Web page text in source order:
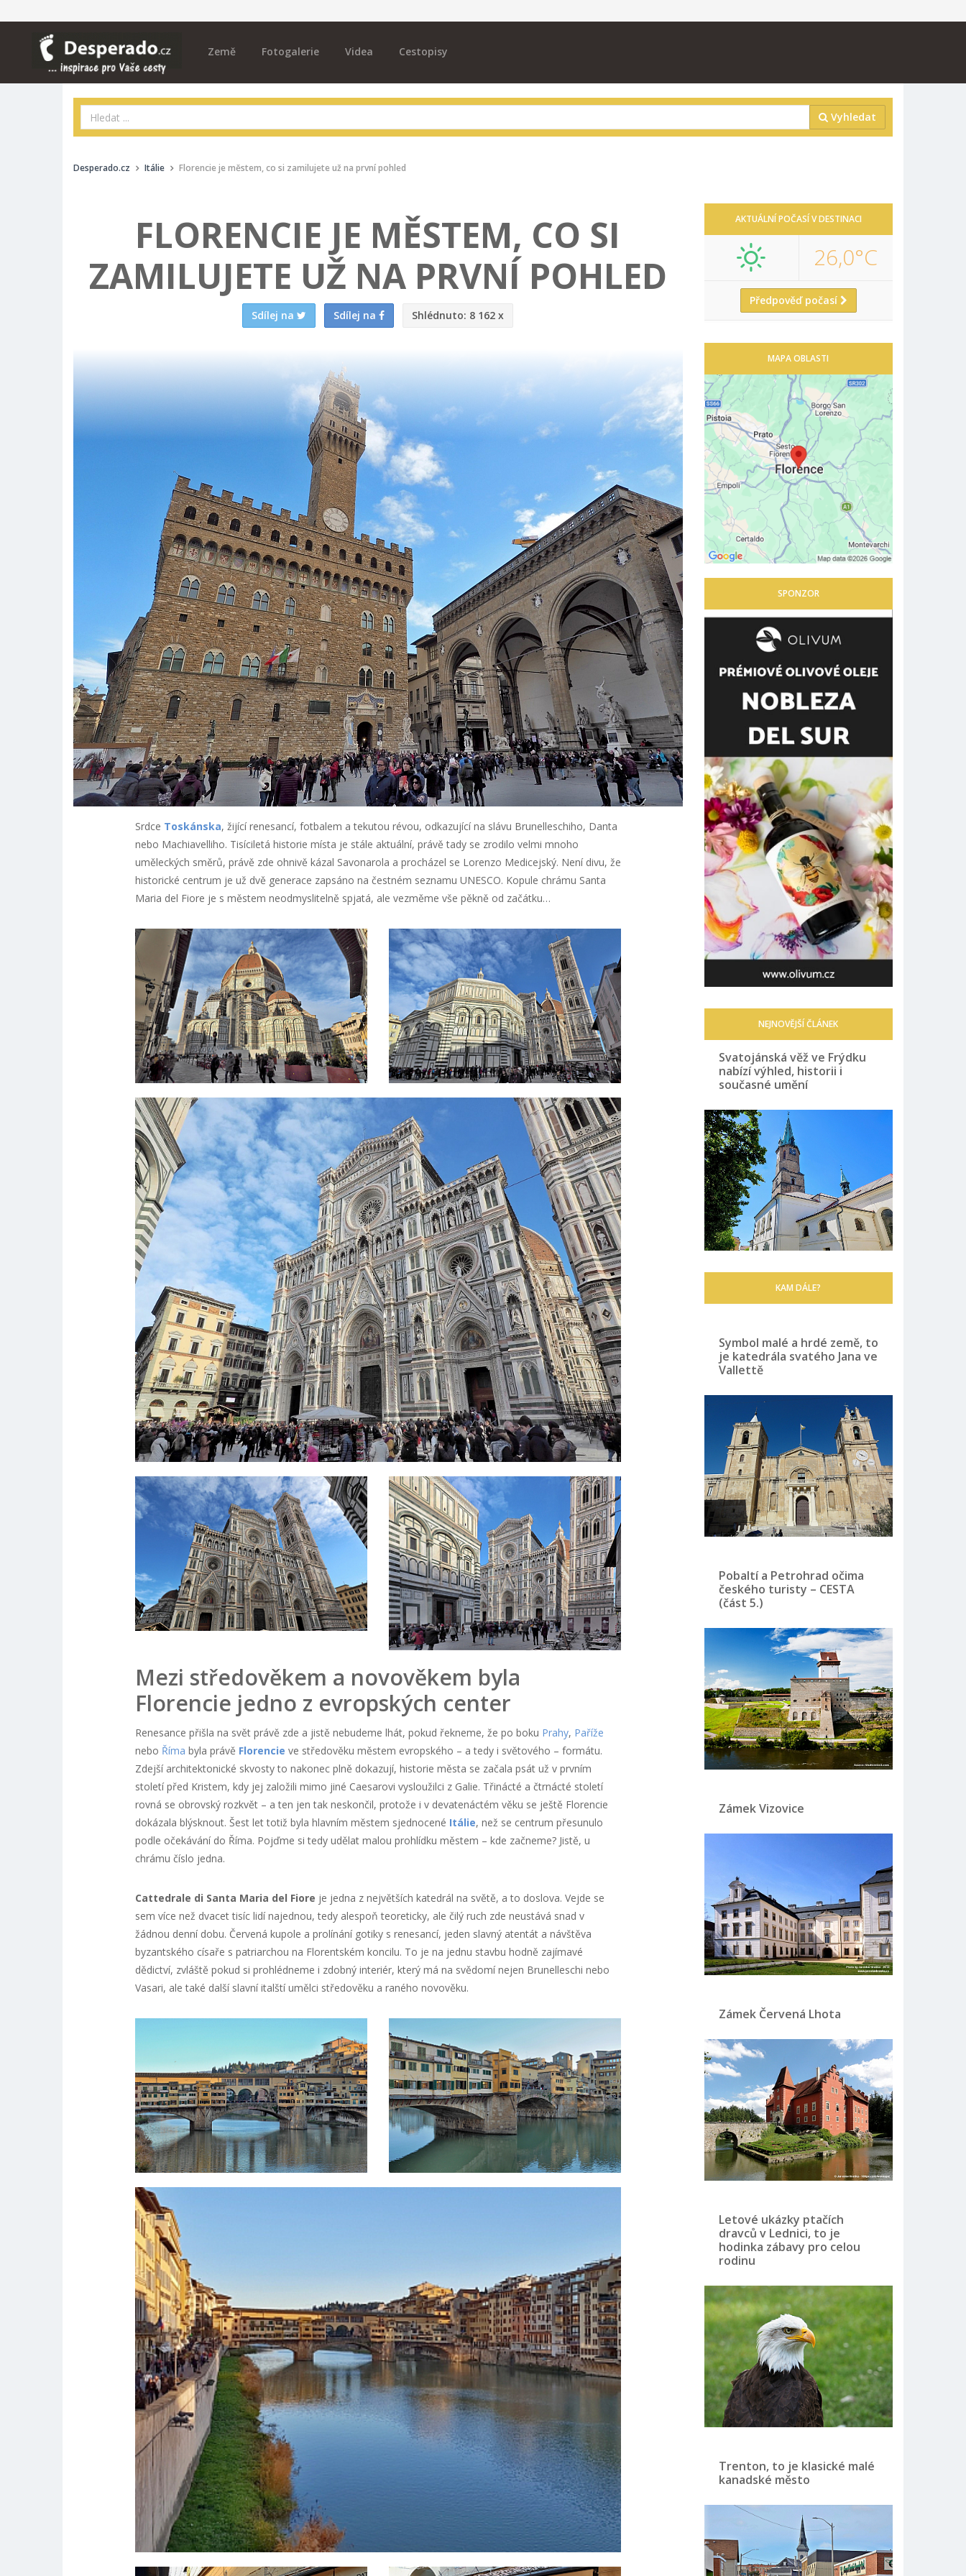
Země Fotogalerie Videa Cestopisy
Vyhledat
Desperado.cz Itálie Florencie je městem, co si zamilujete už na první pohled
FLORENCIE JE MĚSTEM, CO SI
ZAMILUJETE UŽ NA PRVNÍ POHLED
Sdílej na Sdílej na Shlédnuto: 8 162 x
Srdce Toskánska, žijící renesancí, fotbalem a tekutou révou, odkazující na slávu Brunelleschiho, Danta
nebo Machiavelliho. Tisíciletá historie místa je stále aktuální, právě tady se zrodilo velmi mnoho
uměleckých směrů, právě zde ohnivě kázal Savonarola a procházel se Lorenzo Medicejský. Není divu, že
historické centrum je už dvě generace zapsáno na čestném seznamu UNESCO. Kopule chrámu Santa
Maria del Fiore je s městem neodmyslitelně spjatá, ale vezměme vše pěkně od začátku…
Mezi středověkem a novověkem byla
Florencie jedno z evropských center
Renesance přišla na svět právě zde a jistě nebudeme lhát, pokud řekneme, že po boku Prahy, Paříže
nebo Říma byla právě Florencie ve středověku městem evropského – a tedy i světového – formátu.
Zdejší architektonické skvosty to nakonec plně dokazují, historie města se začala psát už v prvním
století před Kristem, kdy jej založili mimo jiné Caesarovi vysloužilci z Galie. Třinácté a čtrnácté století
rovná se obrovský rozkvět – a ten jen tak neskončil, protože i v devatenáctém věku se ještě Florencie
dokázala blýsknout. Šest let totiž byla hlavním městem sjednocené Itálie, než se centrum přesunulo
podle očekávání do Říma. Pojďme si tedy udělat malou prohlídku městem – kde začneme? Jistě, u
chrámu číslo jedna.
Cattedrale di Santa Maria del Fiore je jedna z největších katedrál na světě, a to doslova. Vejde se
sem více než dvacet tisíc lidí najednou, tedy alespoň teoreticky, ale čilý ruch zde neustává snad v
žádnou denní dobu. Červená kupole a prolínání gotiky s renesancí, jeden slavný atentát a návštěva
byzantského císaře s patriarchou na Florentském koncilu. To je na jednu stavbu hodně zajímavé
dědictví, zvláště pokud si prohlédneme i zdobný interiér, který má na svědomí nejen Brunelleschi nebo
Vasari, ale také další slavní italští umělci středověku a raného novověku.
AKTUÁLNÍ POČASÍ V DESTINACI
26,0°C
Předpověď počasí
MAPA OBLASTI
SPONZOR
NEJNOVĚJŠÍ ČLÁNEK
Svatojánská věž ve Frýdku
nabízí výhled, historii i
současné umění
KAM DÁLE?
Symbol malé a hrdé země, to
je katedrála svatého Jana ve
Vallettě
Pobaltí a Petrohrad očima
českého turisty – CESTA
(část 5.)
Zámek Vizovice
Zámek Červená Lhota
Letové ukázky ptačích
dravců v Lednici, to je
hodinka zábavy pro celou
rodinu
Trenton, to je klasické malé
kanadské město